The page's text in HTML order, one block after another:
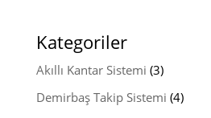
Kategoriler
Akıllı Kantar Sistemi (3)
Demirbaş Takip Sistemi (4)